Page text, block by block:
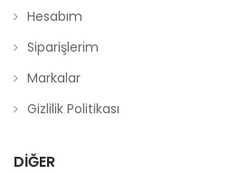
Hesabım
Siparişlerim
Markalar
Gizlilik Politikası
DIĞER